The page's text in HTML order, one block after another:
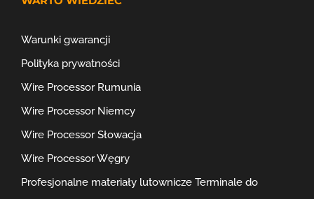
Warunki gwarancji
Polityka prywatności
Wire Processor Rumunia
Wire Processor Niemcy
Wire Processor Słowacja
Wire Processor Węgry
Profesjonalne materiały lutownicze Terminale do